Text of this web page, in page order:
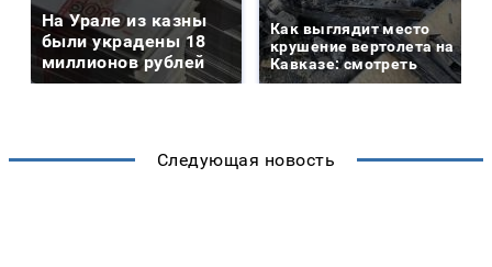
На Урале из казны
были украдены 18
миллионов рублей
Как выглядит место
крушение вертолета на
Кавказе: смотреть
Следующая новость